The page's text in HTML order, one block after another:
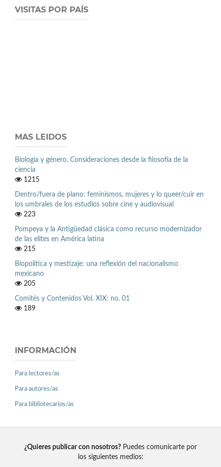
VISITAS POR PAÍS
MAS LEIDOS
Biología y género. Consideraciones desde la filosofía de la
ciencia
1215
Dentro/fuera de plano: feminismos, mujeres y lo queer/cuir en
los umbrales de los estudios sobre cine y audiovisual
223
Pompeya y la Antigüedad clásica como recurso modernizador
de las elites en América latina
215
Biopolítica y mestizaje: una reflexión del nacionalismo
mexicano
205
Comités y Contenidos Vol. XIX: no. 01
189
INFORMACIÓN
Para lectores/as
Para autores/as
Para bibliotecarios/as
¿Quieres publicar con nosotros? Puedes comunicarte por
los siguientes medios: